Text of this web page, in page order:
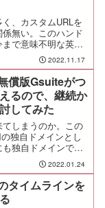
、カスタムURLを
無い。このハンド
で意味不明な英数
でも、
ークから始まる自分
ようになると言うこ
2022.11.17
償版Gsuiteがつ
るので、継続か
してみた
しまうのか。この
独自ドメインとし
独自ドメインで無
legacy エディショ
ているので、どうす
家族用の...
2022.01.24
タイムラインを